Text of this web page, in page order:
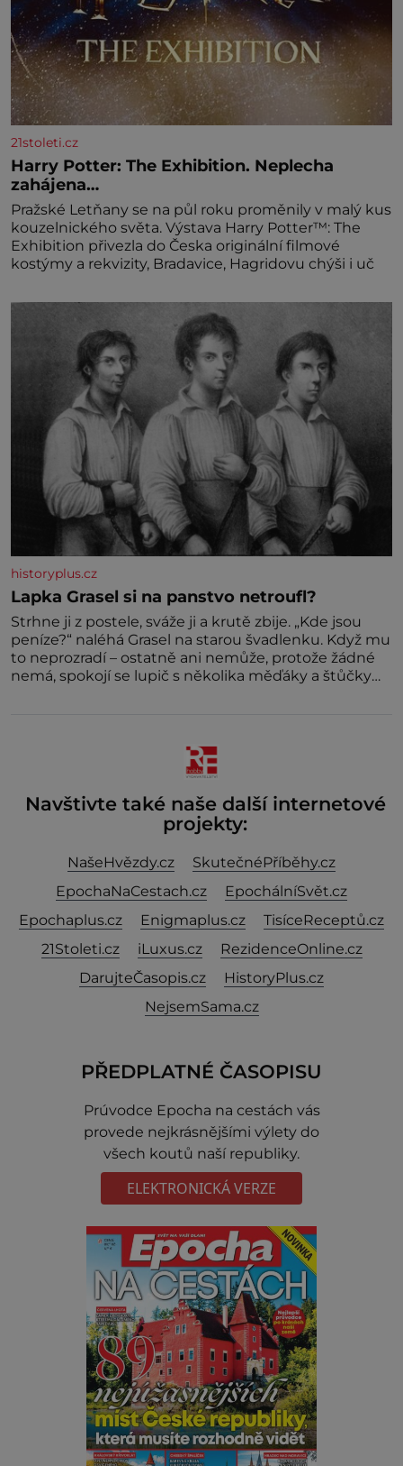
21stoleti.cz
Harry Potter: The Exhibition. Neplecha
zahájena…
Pražské Letňany se na půl roku proměnily v malý kus
kouzelnického světa. Výstava Harry Potter™: The
Exhibition přivezla do Česka originální filmové
kostýmy a rekvizity, Bradavice, Hagridovu chýši i uč
historyplus.cz
Lapka Grasel si na panstvo netroufl?
Strhne ji z postele, sváže ji a krutě zbije. „Kde jsou
peníze?“ naléhá Grasel na starou švadlenku. Když mu
to neprozradí – ostatně ani nemůže, protože žádné
nemá, spokojí se lupič s několika měďáky a štůčky
Navštivte také naše další internetové
projekty:
NašeHvězdy.cz
SkutečnéPříběhy.cz
EpochaNaCestach.cz
EpochálníSvět.cz
Epochaplus.cz
Enigmaplus.cz
TisíceReceptů.cz
21Stoleti.cz
iLuxus.cz
RezidenceOnline.cz
DarujteČasopis.cz
HistoryPlus.cz
NejsemSama.cz
PŘEDPLATNÉ ČASOPISU
Prúvodce Epocha na cestách vás
provede nejkrásnějšími výlety do
všech koutů naší republiky.
ELEKTRONICKÁ VERZE